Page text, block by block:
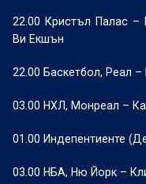
22.00 Кристъл Палас
Ви Екшън
22.00 Баскетбол, Реал
03.00 НХЛ, Монреал –
01.00 Индепентиенте
03.00 НБА, Ню Йорк –